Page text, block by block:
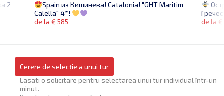
2
de la
Spain из Кишинева! Catalonia! "GHT Maritim
Calella" 4*!
de la € 585
Cerere de selecție a unui tur
Lasati o solicitare pentru selectarea unui tur individual într-un
minut.